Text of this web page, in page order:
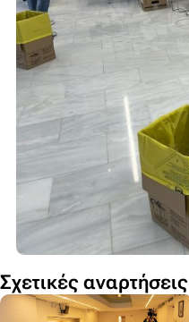
Σχετικές αναρτήσεις